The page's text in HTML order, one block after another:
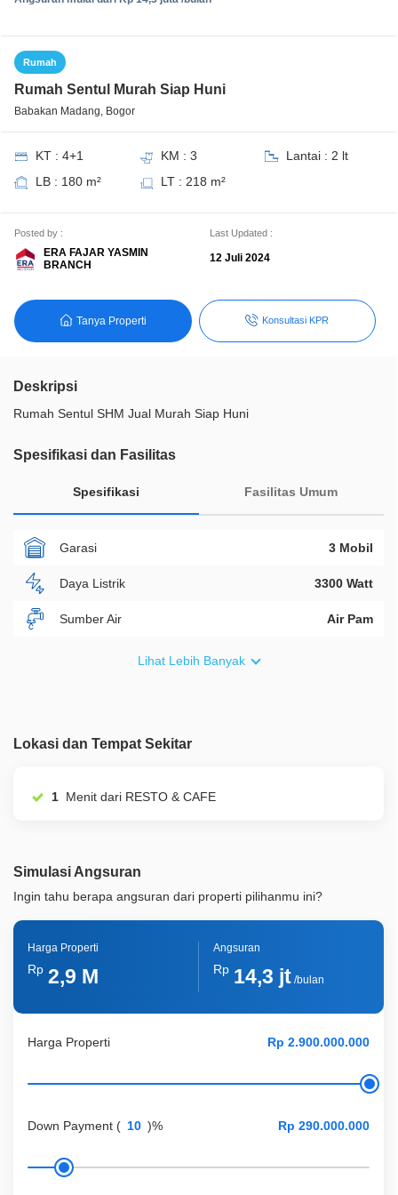
Rumah
Rumah Sentul Murah Siap Huni
Babakan Madang, Bogor
KT : 4+1 KM : 3
Lantai : 2 lt
LB : 180 m²
LT : 218 m²
Posted by :
ERA FAJAR YASMIN
BRANCH
Last Updated :
12 Juli 2024
Tanya Properti Konsultasi KPR
Deskripsi
Rumah Sentul SHM Jual Murah Siap Huni
Spesifikasi dan Fasilitas
Spesifikasi Fasilitas Umum
Garasi 3 Mobil
Daya Listrik 3300 Watt
Sumber Air Air Pam
Lainnya
Lihat Lebih Banyak
Lokasi dan Tempat Sekitar
1 Menit dari RESTO & CAFE
Simulasi Angsuran
Ingin tahu berapa angsuran dari properti pilihanmu ini?
Harga Properti
Down Payment ( )%
Harga Properti
Rp 2,9 M
Angsuran
Rp 14,3 jt/bulan